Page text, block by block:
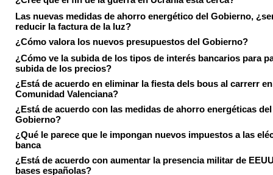
Las nuevas medidas de ahorro energético del Gobierno,
reducir la factura de la luz?
¿Cómo valora los nuevos presupuestos del Gobierno?
¿Cómo ve la subida de los tipos de interés bancarios para
subida de los precios?
¿Está de acuerdo en eliminar la fiesta dels bous al carrerr
Comunidad Valenciana?
¿Está de acuerdo con las medidas de ahorro energéticas del
Gobierno?
¿Qué le parece que le impongan nuevos impuestos a las
banca
¿Está de acuerdo con aumentar la presencia militar de
bases españolas?